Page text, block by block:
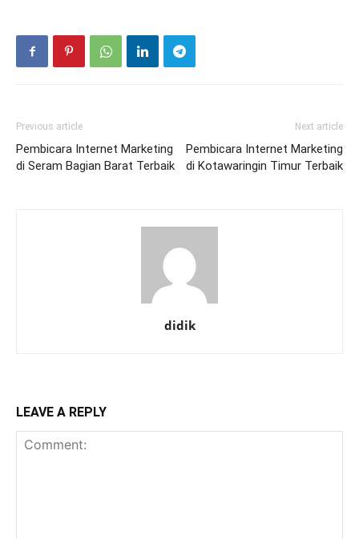
Previous article
Pembicara Internet Marketing
di Seram Bagian Barat Terbaik
Next article
Pembicara Internet Marketing
di Kotawaringin Timur Terbaik
didik
LEAVE A REPLY